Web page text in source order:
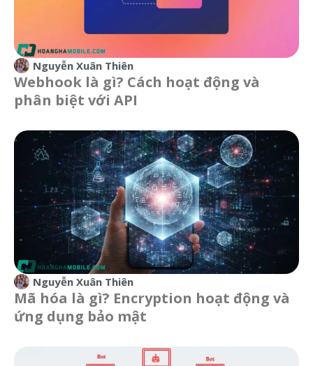
Nguyễn Xuân Thiên
Webhook là gì? Cách hoạt động và
phân biệt với API
Nguyễn Xuân Thiên
Mã hóa là gì? Encryption hoạt động và
ứng dụng bảo mật